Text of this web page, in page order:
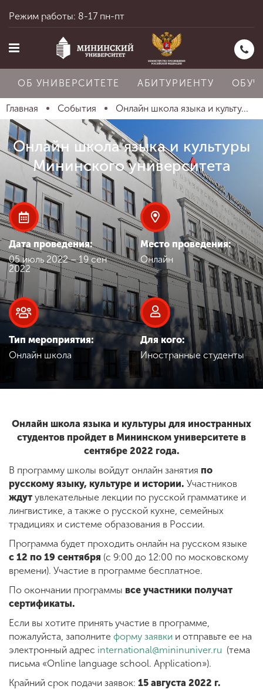
Главная
Об университете
Абитуриенту
Обучение
Наука
Международная
деятельность
Студенческая жизнь
Сведения об
образовательной
организации
ENG SPN CHI
Приемная
комиссия
+7 (831) 262-26-20
Режим работы: 8-17 пн-пт
ОБ УНИВЕРСИТЕТЕ АБИТУРИЕНТУ
Главная События Онлайн школа языка и культу...
Онлайн школа языка и культуры
Мининского университета
Дата проведения:
05 июль 2022 – 19 сен
2022
Место проведения:
Онлайн
Тип мероприятия:
Онлайн школа
Для кого:
Иностранные студенты
Онлайн школа языка и культуры для иностранных
студентов пройдет в Мининском университете в
сентябре 2022 года.
В программу школы войдут онлайн занятия по
русскому языку, культуре и истории. Участников
ждут увлекательные лекции по русской грамматике и
лингвистике, а также о русской кухне, семейных
традициях и системе образования в России.
Программа будет проходить онлайн на русском языке
с 12 по 19 сентября (c 9:00 до 12:00 по московскому
времени). Участие в программе бесплатное.
По окончании программы все участники получат
сертификаты.
Если вы хотите принять участие в программе,
пожалуйста, заполните форму заявки и отправьте ее на
электронный адрес international@mininuniver.ru (тема
письма «Online language school. Application»).
Крайний срок подачи заявок: 15 августа 2022 г.